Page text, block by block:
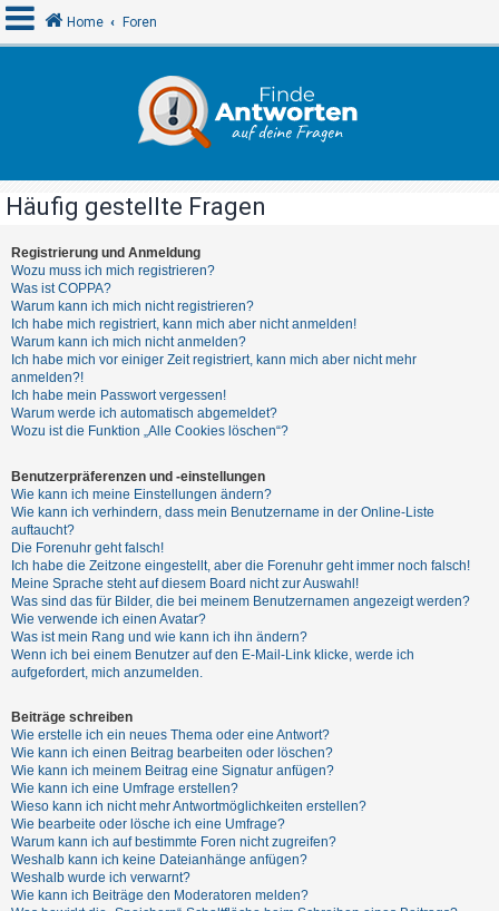
e
d
e
n
R
e
g
s
t
r
i
e
r
e
n
U
n
b
e
a
n
Home Foren
Häufig gestellte Fragen
Registrierung und Anmeldung
Wozu muss ich mich registrieren?
Was ist COPPA?
Warum kann ich mich nicht registrieren?
Ich habe mich registriert, kann mich aber nicht anmelden!
Warum kann ich mich nicht anmelden?
Ich habe mich vor einiger Zeit registriert, kann mich aber nicht mehr
anmelden?!
Ich habe mein Passwort vergessen!
Warum werde ich automatisch abgemeldet?
Wozu ist die Funktion „Alle Cookies löschen“?
Benutzerpräferenzen und -einstellungen
Wie kann ich meine Einstellungen ändern?
Wie kann ich verhindern, dass mein Benutzername in der Online-Liste
auftaucht?
Die Forenuhr geht falsch!
Ich habe die Zeitzone eingestellt, aber die Forenuhr geht immer noch falsch!
Meine Sprache steht auf diesem Board nicht zur Auswahl!
Was sind das für Bilder, die bei meinem Benutzernamen angezeigt werden?
Wie verwende ich einen Avatar?
Was ist mein Rang und wie kann ich ihn ändern?
Wenn ich bei einem Benutzer auf den E-Mail-Link klicke, werde ich
aufgefordert, mich anzumelden.
Beiträge schreiben
Wie erstelle ich ein neues Thema oder eine Antwort?
Wie kann ich einen Beitrag bearbeiten oder löschen?
Wie kann ich meinem Beitrag eine Signatur anfügen?
Wie kann ich eine Umfrage erstellen?
Wieso kann ich nicht mehr Antwortmöglichkeiten erstellen?
Wie bearbeite oder lösche ich eine Umfrage?
Warum kann ich auf bestimmte Foren nicht zugreifen?
Weshalb kann ich keine Dateianhänge anfügen?
Weshalb wurde ich verwarnt?
Wie kann ich Beiträge den Moderatoren melden?